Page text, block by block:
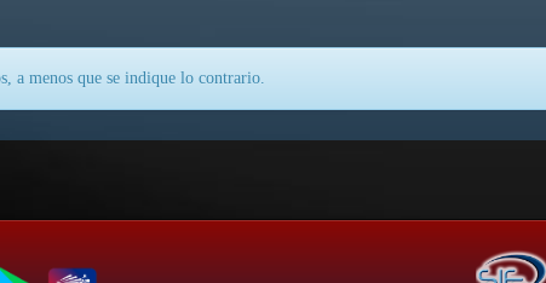
a menos que se indique lo contrario.